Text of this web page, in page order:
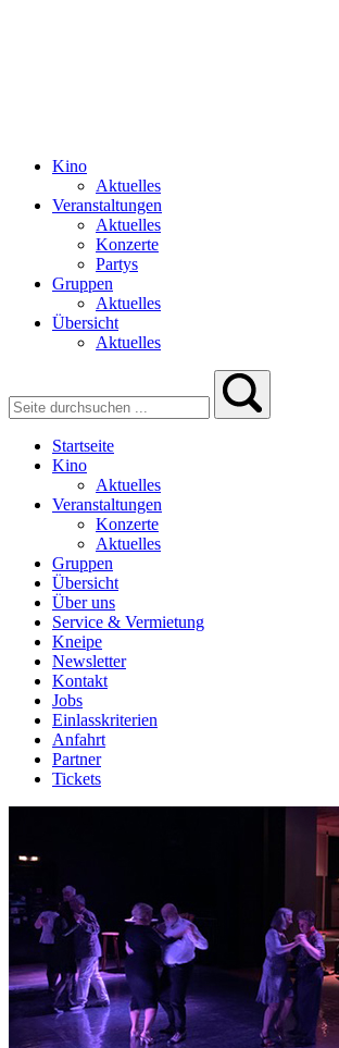
Kino
Aktuelles
Veranstaltungen
Aktuelles
Konzerte
Partys
Gruppen
Aktuelles
Übersicht
Aktuelles
Startseite
Kino
Aktuelles
Veranstaltungen
Konzerte
Aktuelles
Gruppen
Übersicht
Über uns
Service & Vermietung
Kneipe
Newsletter
Kontakt
Jobs
Einlasskriterien
Anfahrt
Partner
Tickets